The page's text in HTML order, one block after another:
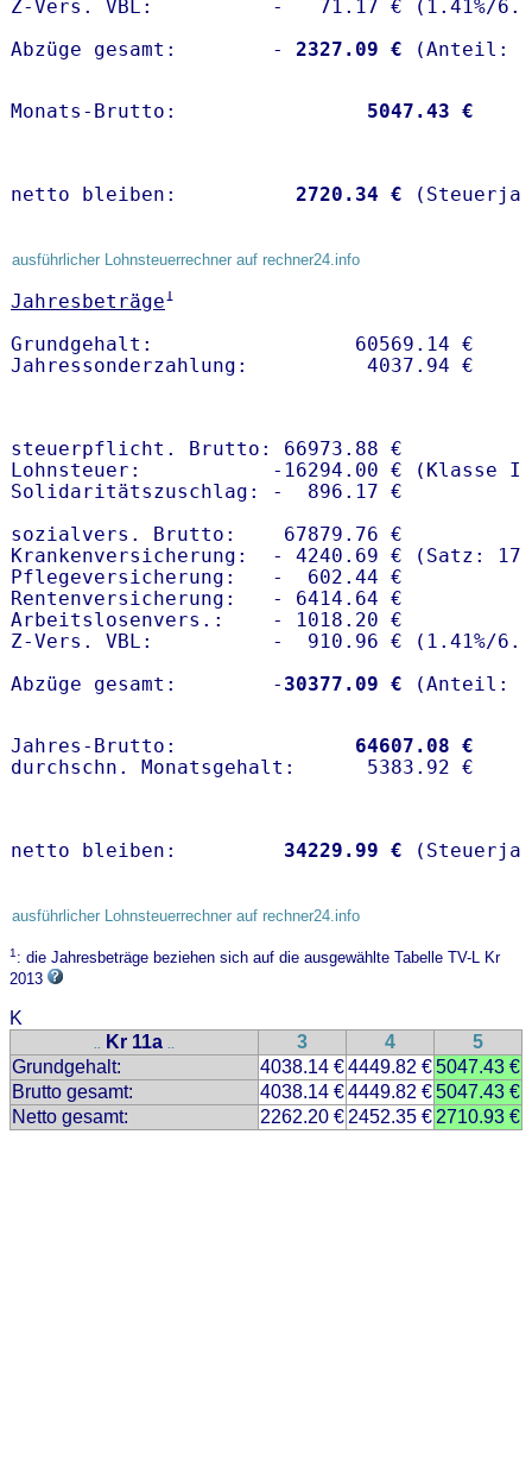
Z-Vers. VBL:          -   71.17 € ( 1.41%/
Abzüge gesamt:        -
2327.09 €
Monats-Brutto: 5047.43 €
netto bleiben: 2720.34 €
ausführlicher Lohnsteuerrechner auf rechner24.info
Jahresbeträge1
Grundgehalt:                 60569.14 €
steuerpflicht. Brutto: 66973.88 €
Lohnsteuer:           -16294.00 € (Klasse I)
Solidaritätszuschlag: -  896.17 €
sozialvers. Brutto:    67879.76 €
Krankenversicherung:  - 4240.69 € (Satz:
Pflegeversicherung:   -  602.44 €
Rentenversicherung:   - 6414.64 €
Arbeitslosenvers.:    - 1018.20 €
Z-Vers. VBL:          -  910.96 € ( 1.41%/
Abzüge gesamt:        - 30377.09 €
Jahres-Brutto: 64607.08 €
netto bleiben: 34229.99 €
ausführlicher Lohnsteuerrechner auf rechner24.info
1: die Jahresbeträge beziehen sich auf die ausgewählte Tabelle TV-L Kr
2013
K
.. Kr 11a .. 3 4
5
Grundgehalt:
4038.14 €4449.82 €5047.43 €
Brutto gesamt:
4038.14 €4449.82 €5047.43 €
Netto gesamt:
2262.20 € 2452.35 € 2710.93 €